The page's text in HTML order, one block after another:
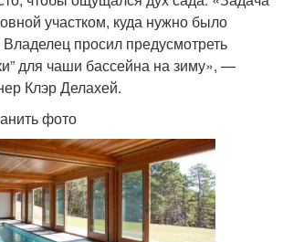
участком, куда нужно было
Владелец просил предусмотреть
для чаши бассейна на зиму», —
Клэр Делахей.
фото